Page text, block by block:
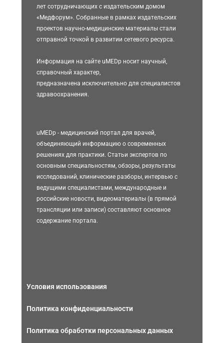
лет сотрудничающих с издательским домом
«Медфорум». Собранные в рамках издательских
проектов научно-медицинские материалы стали
отправной точкой в развитии сетевого ресурса.
Информация на сайте uMEDp носит научный,
справочный характер,
предназначена исключительно для специалистов
здравоохранения.
uMEDp - медицинский портал для врачей,
объединяющий информацию о современных
решениях для практики. Статьи экспертов по
основным специальностям, обзоры, результаты
исследований, клинические разборы, интервью с
ведущими специалистами, международные и
российские новости, видеоматериалы (в прямой
трансляции или записи) составляют основное
содержание портала.
Условия использования
Политика конфиденциальности
Политика обработки персональных данных